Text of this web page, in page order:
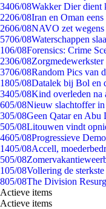
3406/08Wakker Dier dient
2206/08Iran en Oman
2606/08NAVO zet wegens
5706/08Waterschappen
106/08Forensics: Crime
2306/08Zorgmedewerkster
3706/08Random Pics van
1805/08Datalek bij Bol en
3405/08Kind overleden na
605/08Nieuw slachtoffer
305/08Geen Qatar en Abu
505/08Litouwen vindt
4605/08Progressieve
1405/08Accell,
505/08
105/08Vollering de
805/08The Division
Actieve items
Actieve items